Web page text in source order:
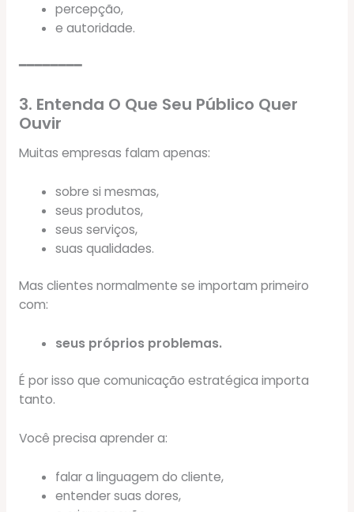
percepção,
e autoridade.
━━━━━━━━
3. Entenda O Que Seu Público Quer
Ouvir
Muitas empresas falam apenas:
sobre si mesmas,
seus produtos,
seus serviços,
suas qualidades.
Mas clientes normalmente se importam primeiro
com:
seus próprios problemas.
É por isso que comunicação estratégica importa
tanto.
Você precisa aprender a:
falar a linguagem do cliente,
entender suas dores,